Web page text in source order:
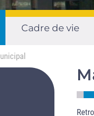
Cadre de vie